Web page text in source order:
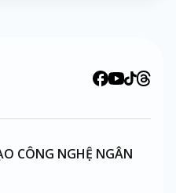
CÔNG NGHỆ NGÂN